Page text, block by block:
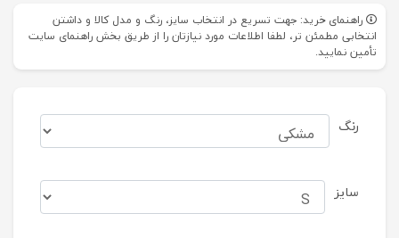
راهنمای خرید: جهت تسریع در انتخاب سایز، رنگ و مدل کالا و داشتن
انتخابی مطمئن تر، لطفا اطلاعات مورد نیازتان را از طریق بخش راهنمای سایت
تأمین نمایید.
رنگ
سایز